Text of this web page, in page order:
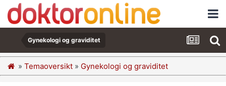
Gynekologi og graviditet
» Temaoversikt » Gynekologi og graviditet